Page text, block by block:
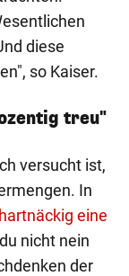
diese
so Kaiser.
treu"
versucht ist,
In
hartnäckig eine
nicht nein
der